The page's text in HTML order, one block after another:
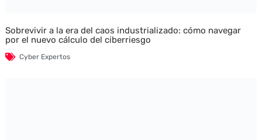
Sobrevivir a la era del caos industrializado: cómo navegar
por el nuevo cálculo del ciberriesgo
Cyber Expertos